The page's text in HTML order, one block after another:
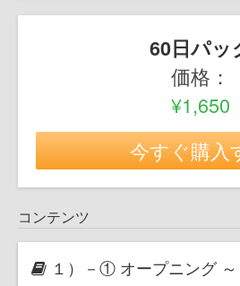
60日パッ
価格：
¥1,650
今すぐ購入
コンテンツ
１）－① オープニング